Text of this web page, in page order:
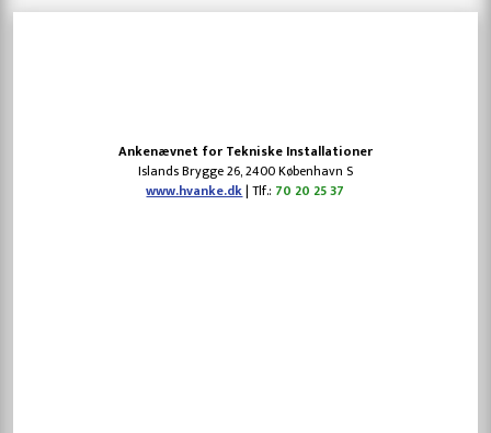
​Ankenævnet for Tekniske Installationer
​Islands Brygge 26, 2400 København S
www.hvanke.dk| Tlf.: 70 20 25 37